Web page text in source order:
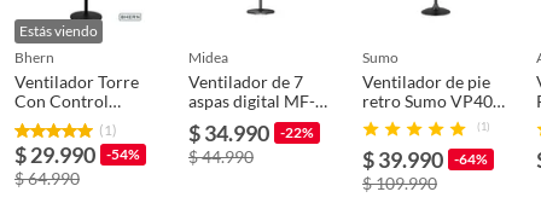
Material de
electrodomésticos
Plástico
Tipo de instalación
Estás viendo
bhern
Ventilador Torre
Con Control
Remoto Bhern
Kiosclub
(1)
$ 29.990 -54%
$ 64.990
midea
Ventilador de 7
aspas digital MF-
P16D7HBK Midea
$ 34.990 -22%
$ 44.990
sumo
Ventilador de pie
retro Sumo VP40
16 Negro
(1)
$ 39.990 -64%
$ 109.990